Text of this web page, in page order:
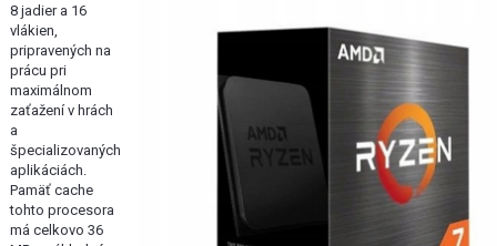
8 jadier a 16
vlákien,
pripravených na
prácu pri
maximálnom
zaťažení v hrách
a
špecializovaných
aplikáciách.
Pamäť cache
tohto procesora
má celkovo 36